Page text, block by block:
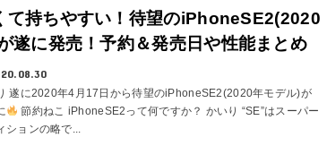
て持ちやすい！待望のiPhoneSE2(2020
遂に発売！予約＆発売日や性能まとめ
遂に2020年4月17日から待望のiPhoneSE2(2020年モデル)が
節約ねこ iPhoneSE2って何ですか？ かいり “SE”はスーパー
ションの略で...